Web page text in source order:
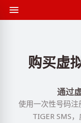
购买虚
通过
使用一次性号码
TIGER SMS